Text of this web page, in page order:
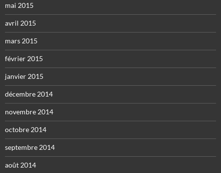
mai 2015
avril 2015
mars 2015
février 2015
janvier 2015
décembre 2014
novembre 2014
octobre 2014
septembre 2014
août 2014